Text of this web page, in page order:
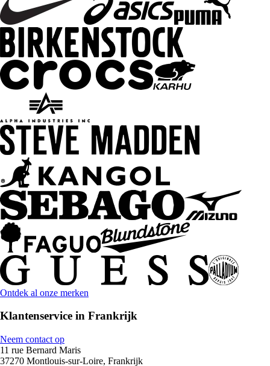
Ontdek al onze merken
Klantenservice in Frankrijk
Neem contact op
11 rue Bernard Maris
37270 Montlouis-sur-Loire, Frankrijk